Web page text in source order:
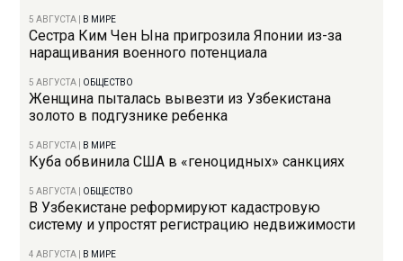
5 АВГУСТА В МИРЕ
Сестра Ким Чен Ына пригрозила Японии из-за
наращивания военного потенциала
5 АВГУСТА ОБЩЕСТВО
Женщина пыталась вывезти из Узбекистана
золото в подгузнике ребенка
5 АВГУСТА В МИРЕ
Куба обвинила США в «геноцидных» санкциях
5 АВГУСТА ОБЩЕСТВО
В Узбекистане реформируют кадастровую
систему и упростят регистрацию недвижимости
4 АВГУСТА В МИРЕ